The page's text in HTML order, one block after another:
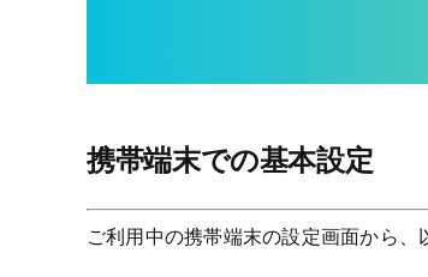
携帯端末での基本設定
ご利用中の携帯端末の設定画面から、